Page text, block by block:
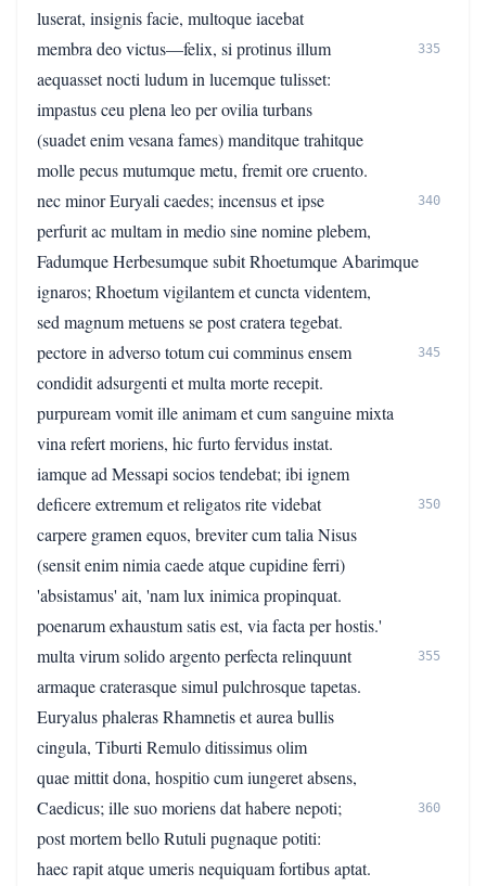
luserat, insignis facie, multoque iacebat
membra deo victus—felix, si protinus illum
335
aequasset nocti ludum in lucemque tulisset:
impastus ceu plena leo per ovilia turbans
(suadet enim vesana fames) manditque trahitque
molle pecus mutumque metu, fremit ore cruento.
nec minor Euryali caedes; incensus et ipse
340
perfurit ac multam in medio sine nomine plebem,
Fadumque Herbesumque subit Rhoetumque Abarimque
ignaros; Rhoetum vigilantem et cuncta videntem,
sed magnum metuens se post cratera tegebat.
pectore in adverso totum cui comminus ensem
345
condidit adsurgenti et multa morte recepit.
purpuream vomit ille animam et cum sanguine mixta
vina refert moriens, hic furto fervidus instat.
iamque ad Messapi socios tendebat; ibi ignem
deficere extremum et religatos rite videbat
350
carpere gramen equos, breviter cum talia Nisus
(sensit enim nimia caede atque cupidine ferri)
'absistamus' ait, 'nam lux inimica propinquat.
poenarum exhaustum satis est, via facta per hostis.'
multa virum solido argento perfecta relinquunt
355
armaque craterasque simul pulchrosque tapetas.
Euryalus phaleras Rhamnetis et aurea bullis
cingula, Tiburti Remulo ditissimus olim
quae mittit dona, hospitio cum iungeret absens,
Caedicus; ille suo moriens dat habere nepoti;
360
post mortem bello Rutuli pugnaque potiti:
haec rapit atque umeris nequiquam fortibus aptat.